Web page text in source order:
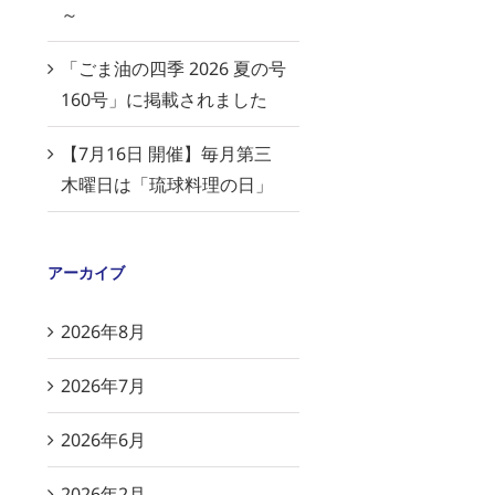
～
「ごま油の四季 2026 夏の号
160号」に掲載されました
【7月16日 開催】毎月第三
木曜日は「琉球料理の日」
アーカイブ
2026年8月
2026年7月
2026年6月